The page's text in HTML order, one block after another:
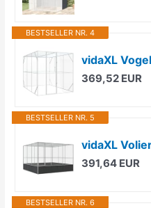
BESTSELLER NR. 4
369,52 EUR
BESTSELLER NR. 5
391,64 EUR
BESTSELLER NR. 6